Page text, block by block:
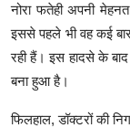
नोरा फतेही अपनी
इससे पहले भी वह कई
रही हैं। इस हादसे के
बना हुआ है।
फिलहाल, डॉक्टरों की